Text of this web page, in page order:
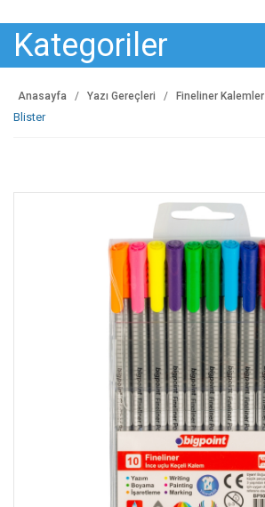
Kategoriler
Anasayfa Yazı Gereçleri Fineliner Kalemler
Blister